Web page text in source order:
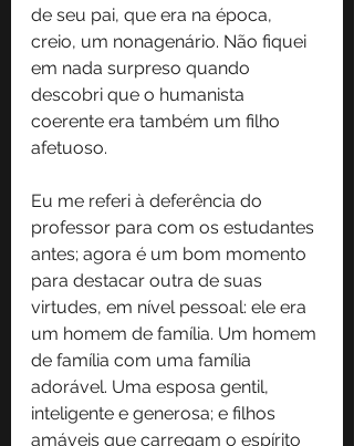
de seu pai, que era na época,
creio, um nonagenário. Não fiquei
em nada surpreso quando
descobri que o humanista
coerente era também um filho
afetuoso.
Eu me referi à deferência do
professor para com os estudantes
antes; agora é um bom momento
para destacar outra de suas
virtudes, em nível pessoal: ele era
um homem de família. Um homem
de família com uma família
adorável. Uma esposa gentil,
inteligente e generosa; e filhos
amáveis que carregam o espírito